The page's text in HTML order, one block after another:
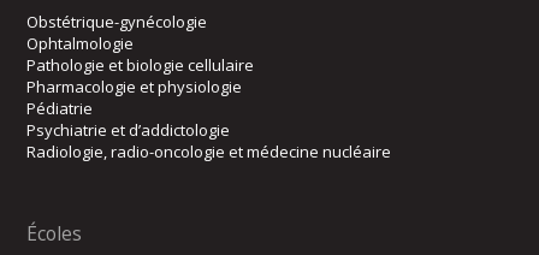
Obstétrique-gynécologie
Ophtalmologie
Pathologie et biologie cellulaire
Pharmacologie et physiologie
Pédiatrie
Psychiatrie et d’addictologie
Radiologie, radio-oncologie et médecine nucléaire
Écoles